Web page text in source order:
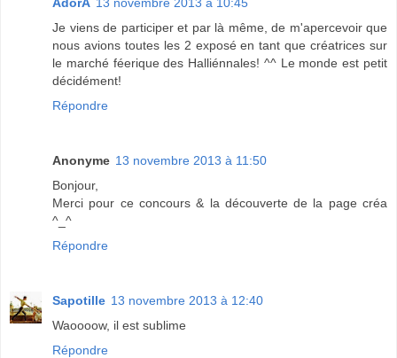
Je viens de participer et par là même, de m'apercevoir que
nous avions toutes les 2 exposé en tant que créatrices sur
le marché féerique des Halliénnales! ^^ Le monde est petit
décidément!
Répondre
Anonyme 13 novembre 2013 à 11:50
Bonjour,
Merci pour ce concours & la découverte de la page créa
^_^
Répondre
Sapotille 13 novembre 2013 à 12:40
Waoooow, il est sublime
Répondre